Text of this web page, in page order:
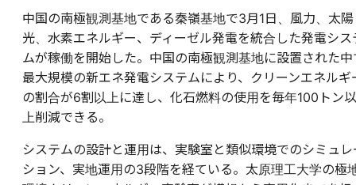
中国の南極観測基地である秦嶺基地で3月1日、風力、太陽
光、水素エネルギー、ディーゼル発電を統合した発電シス
ムが稼働を開始した。中国の南極観測基地に設置された中
最大規模の新エネ発電システムにより、クリーンエネルギ
の割合が6割以上に達し、化石燃料の使用を毎年100トン以
上削減できる。
システムの設計と運用は、実験室と類似環境でのシミュレ
ション、実地運用の3段階を経ている。太原理工大学の極